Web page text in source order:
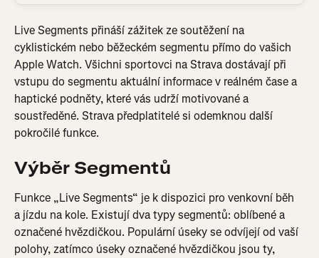
Live Segments přináší zážitek ze soutěžení na
cyklistickém nebo běžeckém segmentu přímo do vašich
Apple Watch. Všichni sportovci na Strava dostávají při
vstupu do segmentu aktuální informace v reálném čase a
haptické podněty, které vás udrží motivované a
soustředěné. Strava předplatitelé si odemknou další
pokročilé funkce.
Výběr Segmentů
Funkce „Live Segments“ je k dispozici pro venkovní běh
a jízdu na kole. Existují dva typy segmentů: oblíbené a
označené hvězdičkou. Populární úseky se odvíjejí od vaší
polohy, zatímco úseky označené hvězdičkou jsou ty,